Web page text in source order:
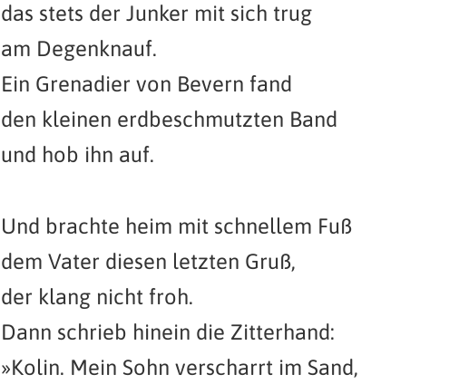
das stets der Junker mit sich trug
am Degenknauf.
Ein Grenadier von Bevern fand
den kleinen erdbeschmutzten Band
und hob ihn auf.
Und brachte heim mit schnellem Fuß
dem Vater diesen letzten Gruß,
der klang nicht froh.
Dann schrieb hinein die Zitterhand:
»Kolin. Mein Sohn verscharrt im Sand,